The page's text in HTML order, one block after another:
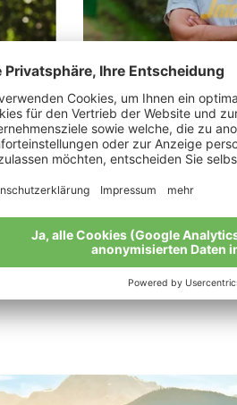
Kuppelwieser
„Nur viele Fragen
Meine Geschichte
Alle Bio-